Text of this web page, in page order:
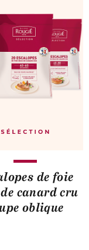
de foie
canard cru
oblique